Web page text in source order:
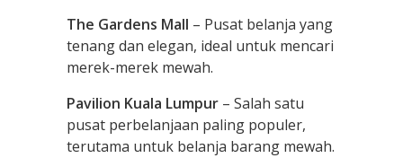
The Gardens Mall – Pusat belanja yang
tenang dan elegan, ideal untuk mencari
merek-merek mewah.
Pavilion Kuala Lumpur – Salah satu
pusat perbelanjaan paling populer,
terutama untuk belanja barang mewah.